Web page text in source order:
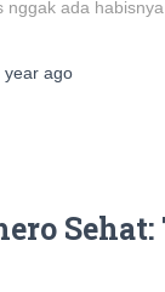
nggak ada
year ago